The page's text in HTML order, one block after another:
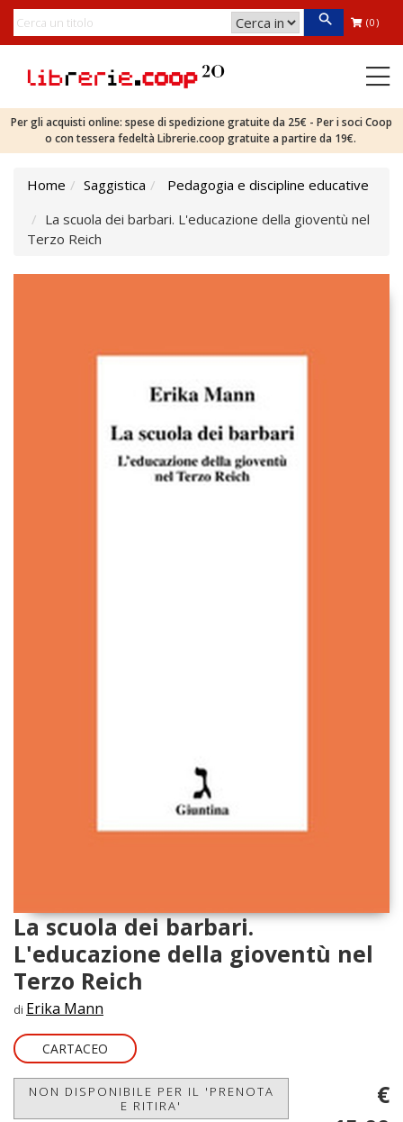
(0)
Per gli acquisti online: spese di spedizione gratuite da 25€ - Per i soci Coop
o con tessera fedeltà Librerie.coop gratuite a partire da 19€.
Home Saggistica
Pedagogia e discipline educative
La scuola dei barbari. L'educazione della gioventù nel
Terzo Reich
La scuola dei barbari.
L'educazione della gioventù nel
Terzo Reich
di Erika Mann
CARTACEO
NON DISPONIBILE PER IL 'PRENOTA
E RITIRA'
€